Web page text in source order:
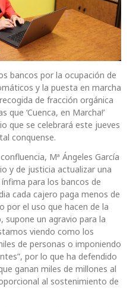
bancos por la ocupación de
y la puesta en marcha
de fracción orgánica
‘Cuenca, en Marcha!’
que se celebrará este jueves
conquense.
Mª Ángeles García
y de justicia actualizar una
para los bancos de
cada cajero paga menos de
por el uso que hacen de la
supone un agravio para la
viendo como los
de personas o imponiendo
por lo que ha defendido
ganan miles de millones al
al sostenimiento de